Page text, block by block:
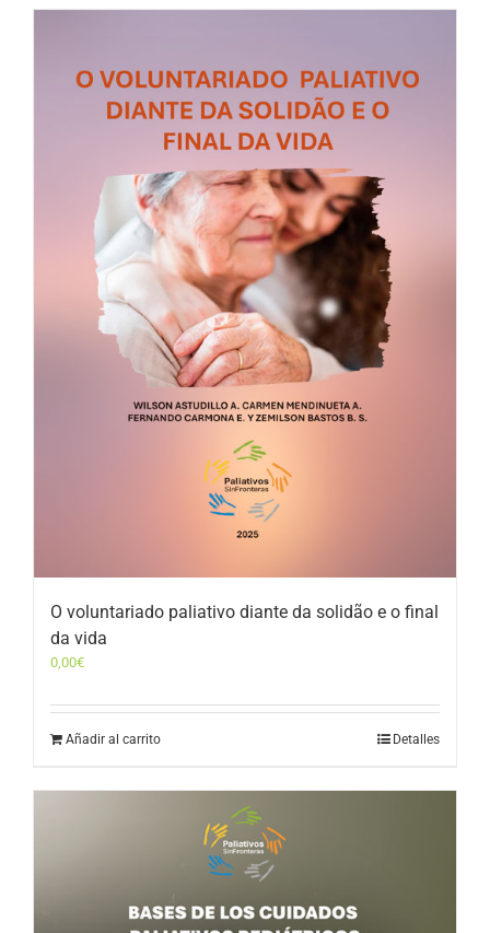
O voluntariado paliativo diante da solidão e o final
da vida
0,00€
Añadir al carrito Detalles